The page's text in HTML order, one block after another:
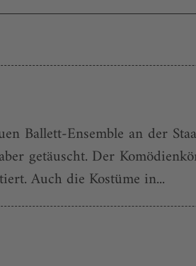
Ballett-Ensemble an der
getäuscht. Der
Auch die Kostüme in...